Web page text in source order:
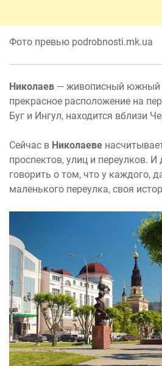
Фото превью podrobnosti.mk.ua
Николаев — живописный южный
прекрасное расположение на
Буг и Ингул, находится вблизи
Сейчас в Николаеве
проспектов, улиц и переулков.
говорить о том, что у каждого,
маленького переулка, своя